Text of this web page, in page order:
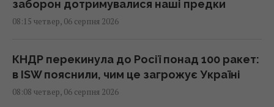
заборон дотримувалися наші предки
08:15 четвер, 06 серпня 2026
КНДР перекинула до Росії понад 100 ракет:
в ISW пояснили, чим це загрожує Україні
08:08 четвер, 06 серпня 2026